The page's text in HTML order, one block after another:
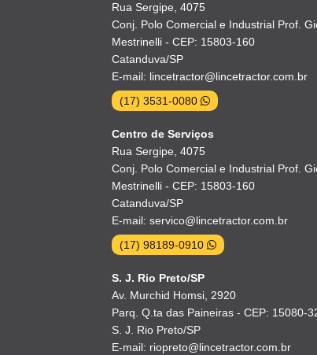
Rua Sergipe, 4075
Conj. Polo Comercial e Industrial Prof.
Mestrinelli - CEP: 15803-160
Catanduva/SP
E-mail: lincetractor@lincetractor.com.br
(17) 3531-0080
Centro de Serviços
Rua Sergipe, 4075
Conj. Polo Comercial e Industrial Prof.
Mestrinelli - CEP: 15803-160
Catanduva/SP
E-mail: servico@lincetractor.com.br
(17) 98189-0910
S. J. Rio Preto/SP
Av. Murchid Homsi, 2920
Parq. Q.ta das Paineiras - CEP: 15080-
S. J. Rio Preto/SP
E-mail: riopreto@lincetractor.com.br